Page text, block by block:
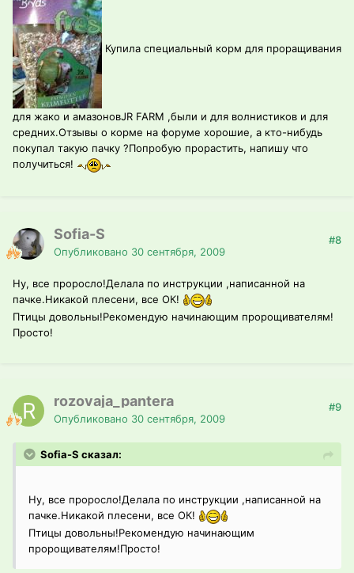
Купила специальный корм для проращивания
для жако и амазоновJR FARM ,были и для волнистиков и для
средних.Отзывы о корме на форуме хорошие, а кто-нибудь
покупал такую пачку ?Попробую прорастить, напишу что
получиться!
Sofia-S
Опубликовано 30 сентября, 2009
#8
Ну, все проросло!Делала по инструкции ,написанной на
пачке.Никакой плесени, все ОК!
Птицы довольны!Рекомендую начинающим пророщивателям!
Просто!
rozovaja_pantera
Опубликовано 30 сентября, 2009
#9
Sofia-S сказал:
Ну, все проросло!Делала по инструкции ,написанной на
пачке.Никакой плесени, все ОК!
Птицы довольны!Рекомендую начинающим
пророщивателям!Просто!